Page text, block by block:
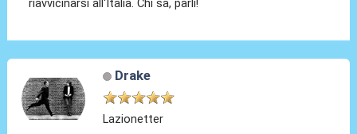
riavvicinarsi all'Italia. Chi sa, parli!
Drake
Lazionetter